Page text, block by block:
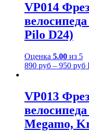
VP014
Pilo D24)
Оценка 5.00 из 5
890 руб – 950 руб
VP013
Megamo,